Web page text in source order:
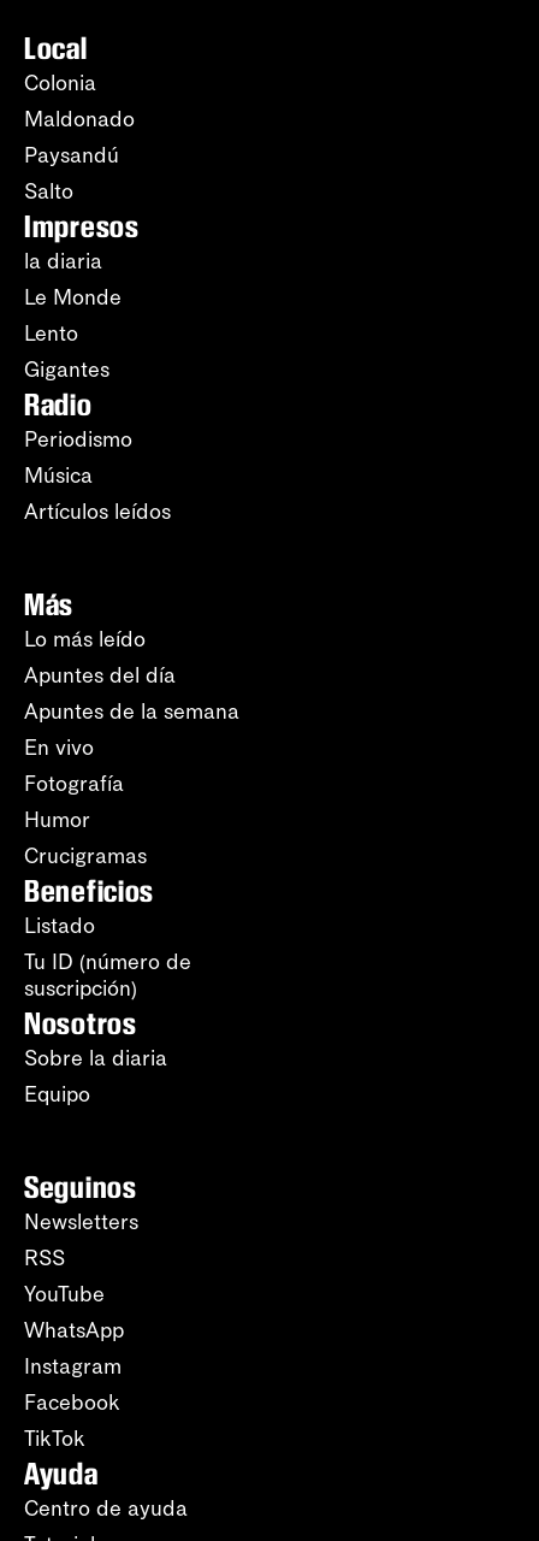
Local
Colonia
Maldonado
Paysandú
Salto
Impresos
la diaria
Le Monde
Lento
Gigantes
Radio
Periodismo
Música
Artículos leídos
Más
Lo más leído
Apuntes del día
Apuntes de la semana
En vivo
Fotografía
Humor
Crucigramas
Beneficios
Listado
Tu ID (número de
suscripción)
Nosotros
Sobre la diaria
Equipo
Seguinos
Newsletters
RSS
YouTube
WhatsApp
Instagram
Facebook
TikTok
Ayuda
Centro de ayuda